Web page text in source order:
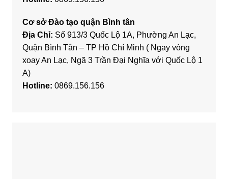
Cơ sở Đào tạo quận Bình tân
Địa Chỉ: Số 913/3 Quốc Lộ 1A, Phường An Lạc,
Quận Bình Tân – TP Hồ Chí Minh ( Ngay vòng
xoay An Lạc, Ngã 3 Trần Đại Nghĩa với Quốc Lộ 1
A)
Hotline: 0869.156.156